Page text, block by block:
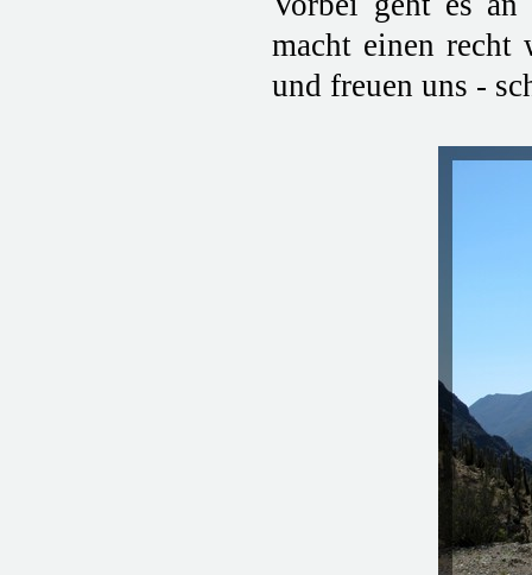
macht einen recht
und freuen uns -